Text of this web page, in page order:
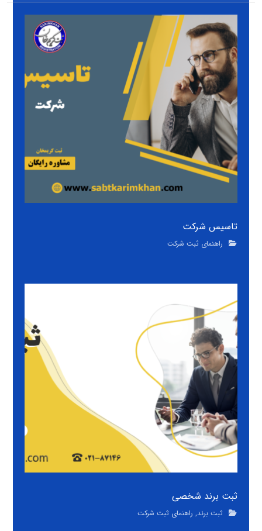
تاسیس شرکت
راهنمای ثبت شرکت
ثبت برند شخصی
ثبت برند, راهنمای ثبت شرکت